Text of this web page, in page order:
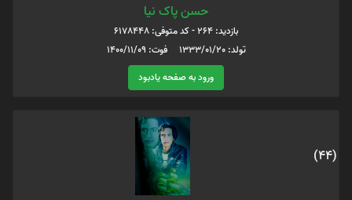
حسن پاک نیا
بازدید: 264 - کد متوفی: 6178448
تولد: 1333/01/20 فوت: 1400/11/09
ورود به صفحه یادبود
(44)